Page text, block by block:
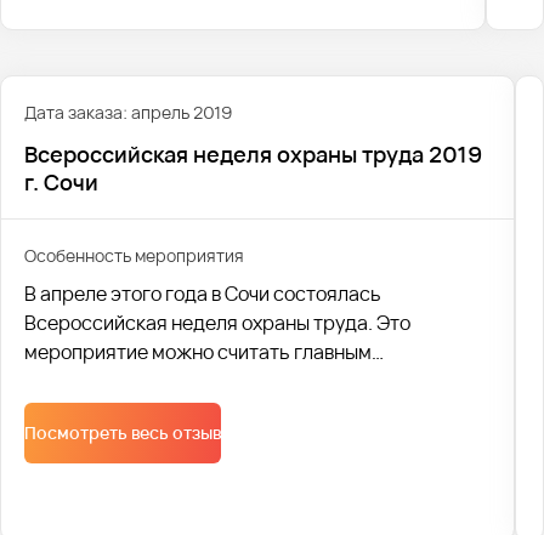
Дата заказа: апрель 2019
Всероссийская неделя охраны труда 2019
г. Сочи
Особенность мероприятия
В апреле этого года в Сочи состоялась
Всероссийская неделя охраны труда. Это
мероприятие можно считать главным
событием в данной области. Оно проходит по
традиции перед Всемирным днем охраны труда.
Его отмечают по договору Международной
Посмотреть весь отзыв